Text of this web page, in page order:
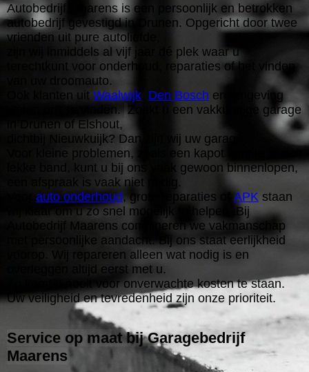
Autobedrijf Maarens is een persoonlijk en betrokken
autobedrijf gevestigd in Drunen. Opgericht door twee
vrienden uit pure autoliefde,
zijn wij inmiddels al vijf jaar dé plek waar u
terechtkunt voor onderhoud, reparaties of het vinden
van uw droomauto.
Ook klanten uit Waalwijk Den Bosch en omgeving
weten ons te vinden. Zoekt u een vakkundige garage
in Drunen of Elshout,
dichtbij Nieuwkuijk? Dan zijn wij uw garage.
Voor kleine problemen, zoals een kapot lampje of een
lekke band, kunt u bij ons vaak gewoon binnenlopen,
een afspraak is vaak niet nodig.
auto onderhoud , grote reparaties of APK staan
wij klaar om u zo snel mogelijk te helpen. Bij
Autobedrijf Maarens combineren we vakmanschap
met persoonlijke aandacht. Bij ons staat eerlijkheid
voorop. Wij repareren alleen wat nodig is en
overleggen altijd eerst met u.
Zo komt u nooit voor onverwachte kosten te staan.
Uw veiligheid en tevredenheid zijn onze prioriteit.
Service op maat bij Garagebedrijf
Maarens